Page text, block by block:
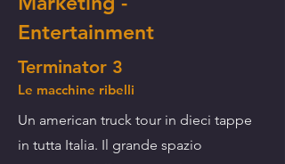
Entertainment
Terminator 3
Le macchine ribelli
Un american truck tour in dieci tappe
in tutta Italia. Il grande spazio